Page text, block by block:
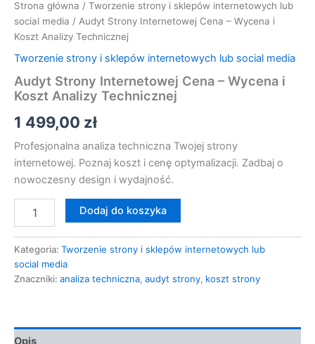
Strona główna / Tworzenie strony i sklepów internetowych lub
social media / Audyt Strony Internetowej Cena – Wycena i
Koszt Analizy Technicznej
Tworzenie strony i sklepów internetowych lub social media
Audyt Strony Internetowej Cena – Wycena i
Koszt Analizy Technicznej
1 499,00 zł
Profesjonalna analiza techniczna Twojej strony
internetowej. Poznaj koszt i cenę optymalizacji. Zadbaj o
nowoczesny design i wydajność.
Dodaj do koszyka
Kategoria: Tworzenie strony i sklepów internetowych lub
social media
Znaczniki: analiza techniczna, audyt strony, koszt strony
Opis